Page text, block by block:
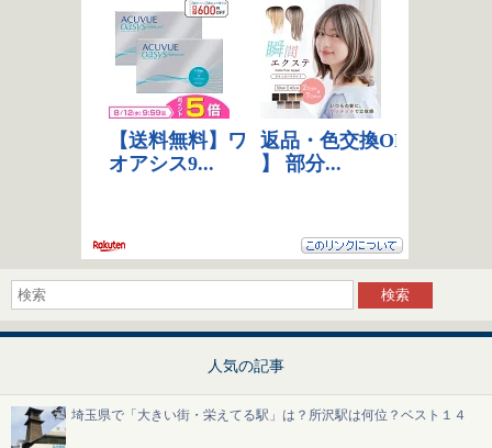
人気の記事
埼玉県で「大きい街・栄えてる駅」は？所沢駅は何位？ベスト１４